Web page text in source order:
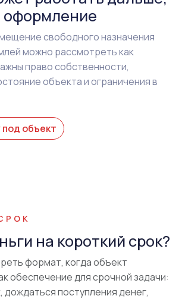
оформление
свободного назначения
можно рассмотреть как
право собственности,
объекта и ограничения в
объект
на короткий срок?
формат, когда объект
обеспечение для срочной задачи:
дождаться поступления денег,